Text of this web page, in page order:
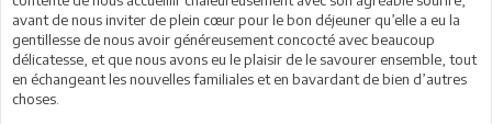
avant de nous inviter de plein cœur pour le bon déjeuner qu’elle a eu la
gentillesse de nous avoir généreusement concocté avec beaucoup
délicatesse, et que nous avons eu le plaisir de le savourer ensemble, tout
en échangeant les nouvelles familiales et en bavardant de bien d’autres
choses.